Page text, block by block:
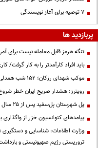
۷ توصیه برای آغاز نویسندگی
پربازدید ها
تنگه هرمز قابل معامله نیست برای
باید افراد کارآمدتر را به کار
موکب شهدای رزکان؛ ۱۵۲ شب همدلی، خدمت و میزبانی از مردم ولایت‌مدار شهریار
رویترز: هشدار صریح ایران خطر
پل شهرستان پل‌سفید پس از ۲۵ سال به مرحله بهره‌برداری رسید
پیامدهای کنوانسیون خزر از